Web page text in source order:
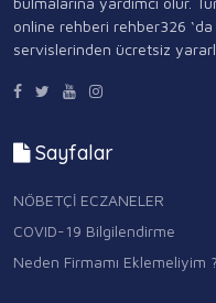
online rehberi rehber326
servislerinden ücretsiz
Sayfalar
NÖBETÇİ ECZANELER
COVID-19 Bilgilendirme
Neden Firmamı Eklemeliyim ?